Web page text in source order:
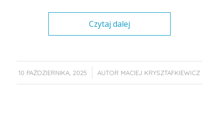
Czytaj dalej
10 PAŹDZIERNIKA, 2025
/ AUTOR MACIEJ KRYSZTAFKIEWICZ